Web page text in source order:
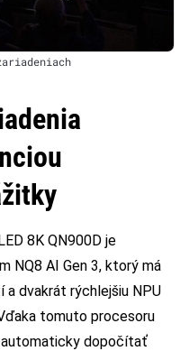
8K QN900D je
NQ8 AI Gen 3, ktorý má
dvakrát rýchlejšiu NPU
tomuto procesoru
automaticky dopočítať